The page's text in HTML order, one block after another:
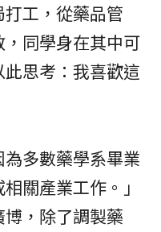
工，從藥品管
同學身在其中可
思考：我喜歡這
為多數藥學系畢業
關產業工作。」
，除了調製藥